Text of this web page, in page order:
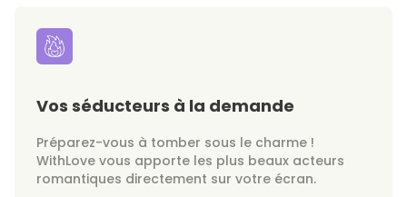
Vos séducteurs à la demande
Préparez-vous à tomber sous le charme !
WithLove vous apporte les plus beaux acteurs
romantiques directement sur votre écran.